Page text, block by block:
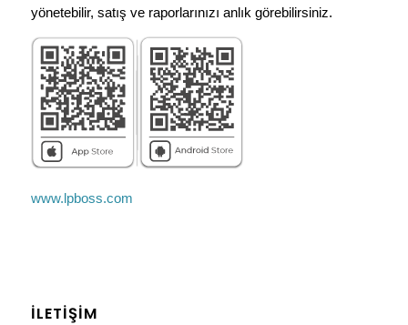
yönetebilir, satış ve raporlarınızı anlık görebilirsiniz.
www.lpboss.com
İLETIŞIM